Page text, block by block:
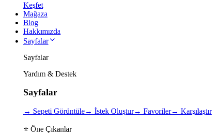
Keşfet
Mağaza
Blog
Hakkımızda
Sayfalar
Sayfalar
Yardım & Destek
Sayfalar
→ Sepeti Görüntüle→ İstek Oluştur→ Favoriler→ Karşılaştır
⭐ Öne Çıkanlar